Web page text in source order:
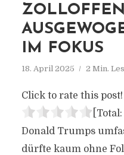
IM FOKUS
18. April 2025 2 Min.
Click to rate this post!
[Total:
Donald Trumps
dürfte kaum ohne